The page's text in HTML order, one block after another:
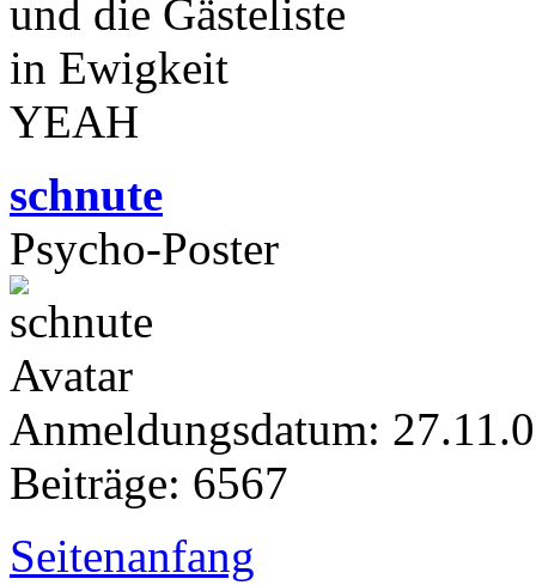
und die Gästeliste
in Ewigkeit
YEAH
schnute
Psycho-Poster
Anmeldungsdatum:
Beiträge: 6567
Seitenanfang